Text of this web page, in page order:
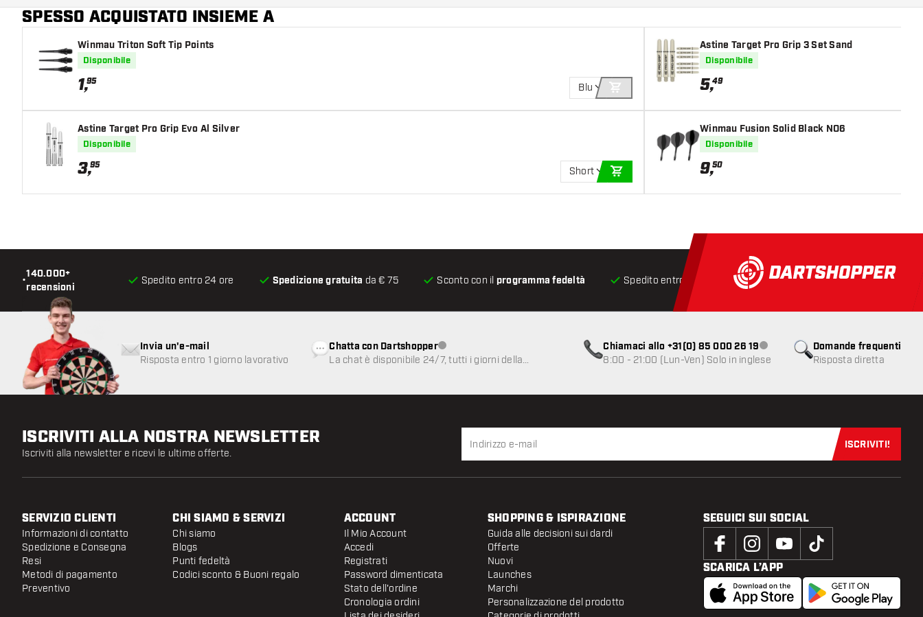
Giocatore di freccette
Colore del barrel
Zona di presa del barrel
Peso delle freccette
Larghezza del barrel (MM)
Lunghezza del barrel (MM)
SPESSO ACQUISTATO INSIEME A
Winmau Triton Soft Tip Points
Disponibile
1,95
Blu
AGGIUNGI AL CARRELLO
Astine Target Pro Grip Evo Al Silver
Disponibile
3,95
Short
AGGIUNGI AL CARRELLO
Astine Target Pro Grip 3 Set Sand
Disponibile
5,49
Winmau Fusion Solid Black NO6
Disponibile
9,50
•
140.000+
recensioni
Spedito entro 24 ore Spedizione gratuita da € 75 Sconto con il programma fedeltà Spedito entro 24 ore Spedizione gratuitada € 75
Domande frequenti
Risposta diretta
Invia un'e-mail
Risposta entro 1 giorno lavorativo
Chatta con DartshopperServizio clienti non disponibile
La chat è disponibile 24/7, tutti i giorni della
Chiamaci allo +31(0) 85 000 26 19Servizio clienti non disponibile
8:00 - 21:00 (Lun-Ven) Solo in inglese
ISCRIVITI ALLA NOSTRA NEWSLETTER
Iscriviti alla newsletter e ricevi le ultime offerte.
Iscriviti
ISCRIVITI!
SERVIZIO CLIENTI
Informazioni di contatto
Spedizione e Consegna
Resi
Metodi di pagamento
Preventivo
CHI SIAMO & SERVIZI
Chi siamo
Blogs
Punti fedeltà
Codici sconto & Buoni regalo
ACCOUNT
Il Mio Account
Accedi
Registrati
Password dimenticata
Stato dell'ordine
Cronologia ordini
SHOPPING & ISPIRAZIONE
Guida alle decisioni sui dardi
Offerte
Nuovi
Launches
Marchi
Personalizzazione del prodotto
SEGUICI SUI SOCIAL
SCARICA L’APP